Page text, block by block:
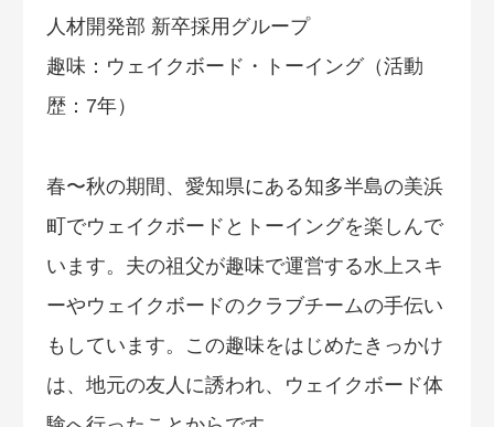
人材開発部 新卒採用グループ
趣味：ウェイクボード・トーイング（活動
歴：7年）
春〜秋の期間、愛知県にある知多半島の美浜
町でウェイクボードとトーイングを楽しんで
います。夫の祖父が趣味で運営する水上スキ
ーやウェイクボードのクラブチームの手伝い
もしています。この趣味をはじめたきっかけ
は、地元の友人に誘われ、ウェイクボード体